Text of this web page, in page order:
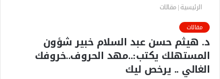
الرئيسية|مقالات
مقالات
د. هيثم حسن عبد السلام خبير شؤون
المستهلك يكتب:..مهد الحروف..خروفك
الغالي .. يرخص ليك